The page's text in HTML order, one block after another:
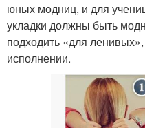
юных модниц, и для
укладки должны быть
подходить «для
исполнении.